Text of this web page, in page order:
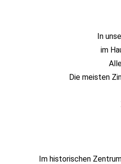
In
im
Die meisten
Im historischen